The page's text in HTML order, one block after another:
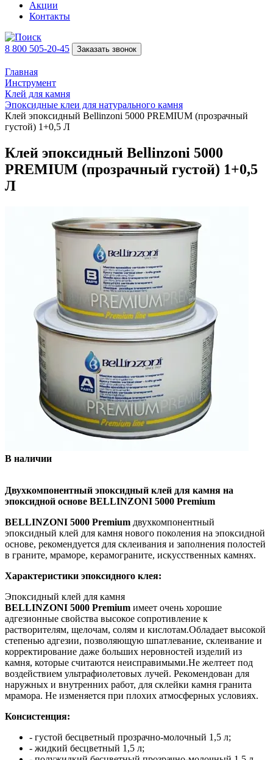
Акции
Контакты
8 800 505-20-45 Заказать звонок
Главная
Инструмент
Клей для камня
Эпоксидные клеи для натурального камня
Клей эпоксидный Bellinzoni 5000 PREMIUM (прозрачный
густой) 1+0,5 Л
Клей эпоксидный Bellinzoni 5000
PREMIUM (прозрачный густой) 1+0,5
Л
В наличии
Двухкомпонентный эпоксидный клей для камня на
эпоксидной основе BELLINZONI 5000 Premium
BELLINZONI 5000 Premium двухкомпонентный
эпоксидный клей для камня нового поколения на эпоксидной
основе, рекомендуется для склеивания и заполнения полостей
в граните, мраморе, керамограните, искусственных камнях.
Характеристики эпоксидного клея:
Эпоксидный клей для камня
BELLINZONI 5000 Premium имеет очень хорошие
адгезионные свойства высокое сопротивление к
растворителям, щелочам, солям и кислотам.Обладает высокой
степенью адгезии, позволяющую шпатлевание, склеивание и
корректирование даже больших неровностей изделий из
камня, которые считаются неисправимыми.Не желтеет под
воздействием ультрафиолетовых лучей. Рекомендован для
наружных и внутренних работ, для склейки камня гранита
мрамора. Не изменяется при плохих атмосферных условиях.
Консистенция:
- густой бесцветный прозрачно-молочный 1,5 л;
- жидкий бесцветный 1,5 л;